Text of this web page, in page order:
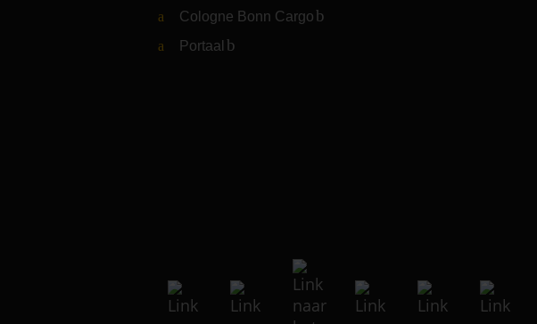
Cologne Bonn Cargo (Link naar externe website)
Portaal (Link naar externe website)